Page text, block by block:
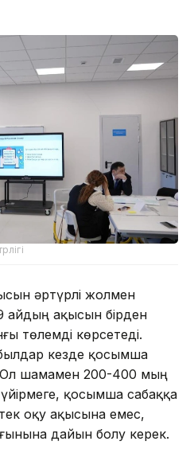
әртүрлі жолмен
айдың ақысын бірден
төлемді көрсетеді.
кезде қосымша
шамамен 200-400 мың
қосымша сабаққа
оқу ақысына емес,
дайын болу керек.